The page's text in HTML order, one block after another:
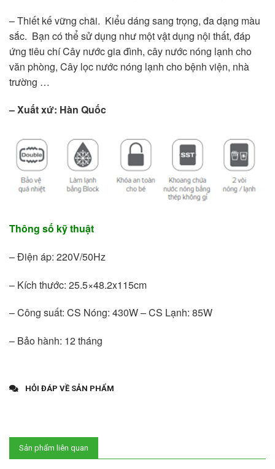
– Thiết kế vững chãi. Kiểu dáng sang trọng, đa dạng màu
sắc. Bạn có thể sử dụng như một vật dụng nội thất, đáp
ứng tiêu chí Cây nước gia đình, cây nước nóng lạnh cho
văn phòng, Cây lọc nước nóng lạnh cho bệnh viện, nhà
trường …
– Xuất xứ: Hàn Quốc
Thông số kỹ thuật
– Điện áp: 220V/50Hz
– Kích thước: 25.5×48.2x115cm
– Công suất: CS Nóng: 430W – CS Lạnh: 85W
– Bảo hành: 12 tháng
HỎI ĐÁP VỀ SẢN PHẨM
Sản phẩm liên quan